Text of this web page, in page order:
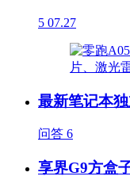
5 07.27
最新笔记本
问答 6
享界G9方盒